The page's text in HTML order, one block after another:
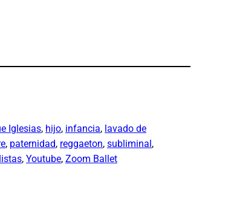
Iglesias, hijo, infancia, lavado de
, paternidad, reggaeton, subliminal
, Youtube, Zoom Ballet